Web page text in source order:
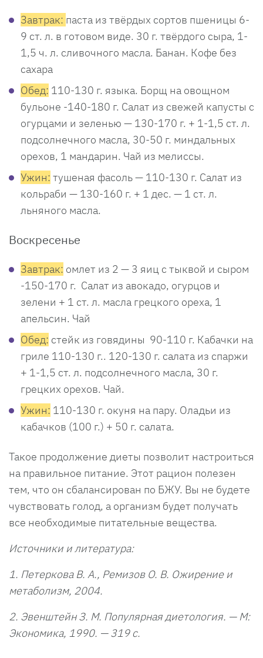
Завтрак: паста из твёрдых сортов пшеницы 6-
9 ст. л. в готовом виде. 30 г. твёрдого сыра, 1-
1,5 ч. л. сливочного масла. Банан. Кофе без
сахара
Обед: 110-130 г. языка. Борщ на овощном
бульоне -140-180 г. Салат из свежей капусты с
огурцами и зеленью — 130-170 г. + 1-1,5 ст. л.
подсолнечного масла, 30-50 г. миндальных
орехов, 1 мандарин. Чай из мелиссы.
Ужин: тушеная фасоль — 110-130 г. Салат из
кольраби — 130-160 г. + 1 дес. — 1 ст. л.
льняного масла.
Воскресенье
Завтрак: омлет из 2 — 3 яиц с тыквой и сыром
-150-170 г. Салат из авокадо, огурцов и
зелени + 1 ст. л. масла грецкого ореха, 1
апельсин. Чай
Обед: стейк из говядины 90-110 г. Кабачки на
гриле 110-130 г.. 120-130 г. салата из спаржи
+ 1-1,5 ст. л. подсолнечного масла, 30 г.
грецких орехов. Чай.
Ужин: 110-130 г. окуня на пару. Оладьи из
кабачков (100 г.) + 50 г. салата.
Такое продолжение диеты позволит настроиться
на правильное питание. Этот рацион полезен
тем, что он сбалансирован по БЖУ. Вы не будете
чувствовать голод, а организм будет получать
все необходимые питательные вещества.
Источники и литература:
1. Петеркова В. А., Ремизов О. В. Ожирение и
метаболизм, 2004.
2. Эвенштейн З. М. Популярная диетология. — М:
Экономика, 1990. — 319 с.